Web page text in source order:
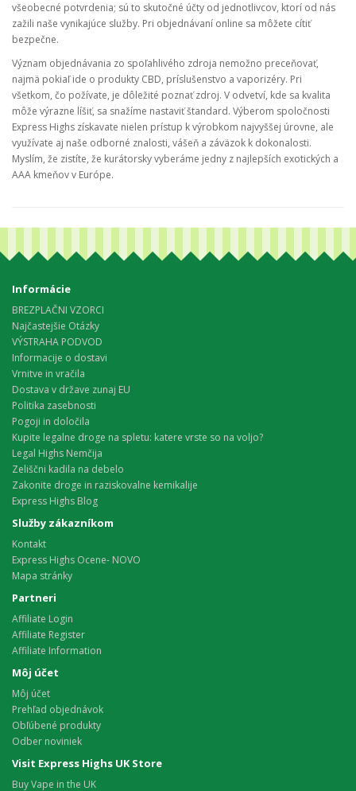
všeobecné potvrdenia; sú to skutočné účty od jednotlivcov, ktorí od nás
zažili naše vynikajúce služby. Pri objednávaní online sa môžete cítiť
bezpečne.
Význam objednávania zo spoľahlivého zdroja nemožno preceňovať,
najmä pokiaľ ide o produkty CBD, príslušenstvo a vaporizéry. Pri
všetkom, čo požívate, je dôležité poznať zdroj. V odvetví, kde sa kvalita
môže výrazne líšiť, sa snažíme nastaviť štandard. Výberom spoločnosti
Express Highs získavate nielen prístup k výrobkom najvyššej úrovne, ale
využívate aj naše odborné znalosti, vášeň a záväzok k dokonalosti.
Myslím, že zistíte, že kurátorsky vyberáme jedny z najlepších exotických a
AAA kmeňov v Európe.
Informácie
BREZPLAČNI VZORCI
Najčastejšie Otázky
VÝSTRAHA PODVOD
Informacije o dostavi
Vrnitve in vračila
Dostava v države zunaj EU
Politika zasebnosti
Pogoji in določila
Kupite legalne droge na spletu: katere vrste so na voljo?
Legal Highs Nemčija
Zeliščni kadila na debelo
Zakonite droge in raziskovalne kemikalije
Express Highs Blog
Služby zákazníkom
Kontakt
Express Highs Ocene- NOVO
Mapa stránky
Partneri
Affiliate Login
Affiliate Register
Affiliate Information
Môj účet
Môj účet
Prehľad objednávok
Obľúbené produkty
Odber noviniek
Visit Express Highs UK Store
Buy Vape in the UK